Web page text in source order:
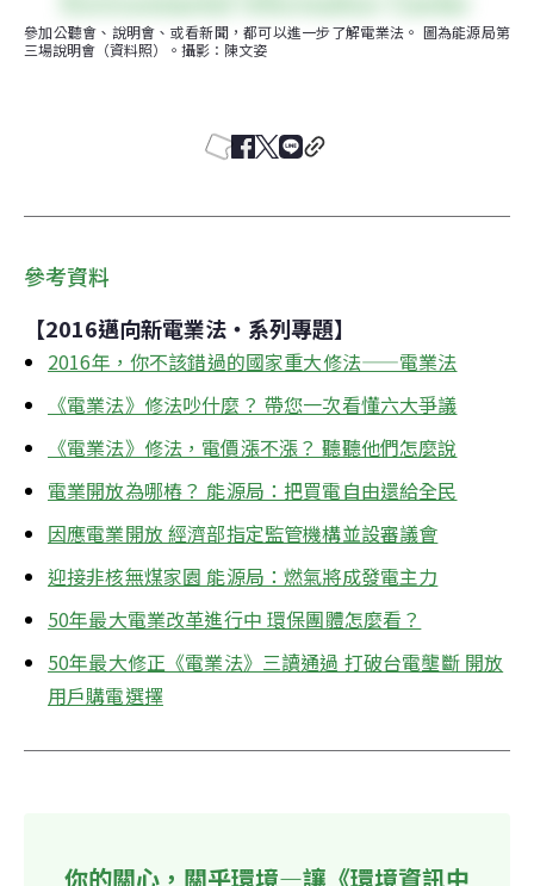
參加公聽會、說明會、或看新聞，都可以進一步了解電業法。 圖為能源局第
三場說明會（資料照）。攝影：陳文姿
參考資料
【2016邁向新電業法‧系列專題】
2016年，你不該錯過的國家重大修法——電業法
《電業法》修法吵什麼？ 帶您一次看懂六大爭議
《電業法》修法，電價漲不漲？ 聽聽他們怎麼說
電業開放為哪樁？ 能源局：把買電自由還給全民
因應電業開放 經濟部指定監管機構並設審議會
迎接非核無煤家園 能源局：燃氣將成發電主力
50年最大電業改革進行中 環保團體怎麼看？
50年最大修正《電業法》三讀通過 打破台電壟斷 開放
用戶購電選擇
你的關心，關乎環境—讓《環境資訊中